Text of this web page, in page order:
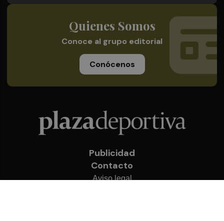
Quienes Somos
Conoce al grupo editorial
Conócenos
Publicidad
Contacto
Aviso legal